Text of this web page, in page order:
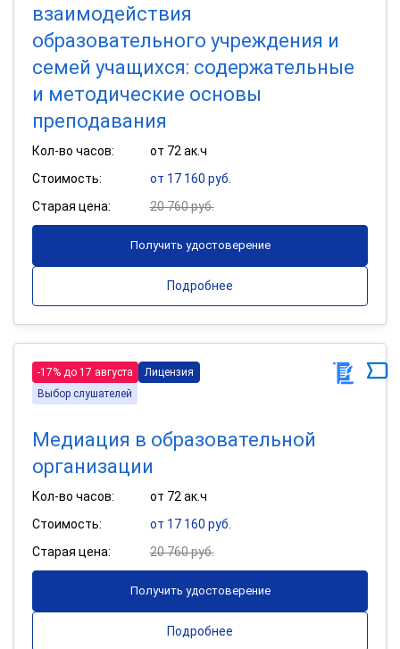
взаимодействия
образовательного учреждения и
семей учащихся: содержательные
и методические основы
преподавания
Кол-во часов:
от 72 ак.ч
Стоимость:
от 17 160 руб.
Старая цена:
20 760 руб.
Получить удостоверение
Подробнее
-17% до 17 августа
Лицензия
Выбор слушателей
Медиация в образовательной
организации
Кол-во часов:
от 72 ак.ч
Стоимость:
от 17 160 руб.
Старая цена:
20 760 руб.
Получить удостоверение
Подробнее